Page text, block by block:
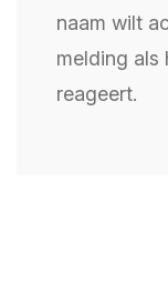
naam wilt
melding als
reageert.